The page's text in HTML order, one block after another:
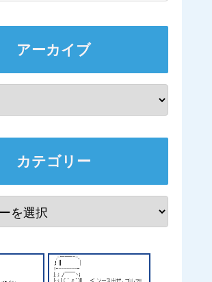
アーカイブ
カテゴリー